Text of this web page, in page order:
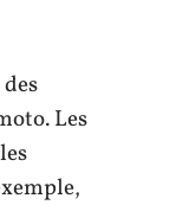
Les